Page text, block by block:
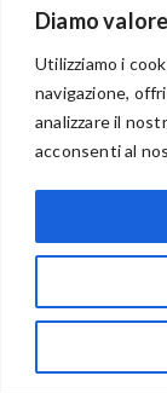
Diamo
Utilizziamo i
navigazione,
analizzare il
acconsenti al
BENVENUTI
via Acqua
83024
(+39) 081-